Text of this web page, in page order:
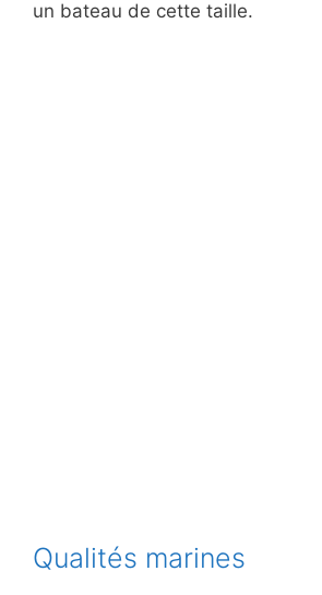
un bateau de cette taille.
Qualités marines